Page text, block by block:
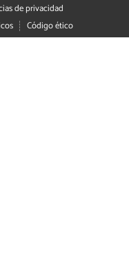
de privacidad
Código ético